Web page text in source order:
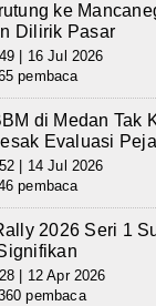
ke
Dilirik Pasar
| 16 Jul 2026
pembaca
di Medan Tak
Evaluasi
| 14 Jul 2026
pembaca
2026 Seri 1
| 12 Apr 2026
pembaca